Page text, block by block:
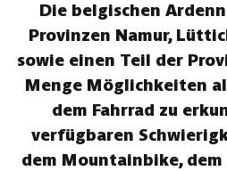
Die belgischen
Provinzen Namur,
sowie einen Teil der
Menge Möglichkeiten
dem Fahrrad zu
verfügbaren
dem Mountainbike, dem